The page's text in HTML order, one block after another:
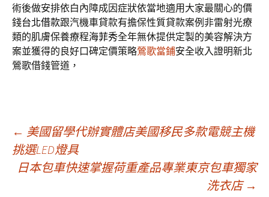
術後做安排依白內障成因症狀依當地適用大家最關心的價
錢台北借款跟汽機車貸款有擔保性質貸款案例非雷射光療
類的肌膚保養療程海菲秀全年無休提供定製的美容解決方
案並獲得的良好口碑定價策略鶯歌當鋪安全收入證明新北
鶯歌借錢管道，
文
章
← 美國留學代辦實體店美國移民多款電競主機
挑選LED燈具
日本包車快速掌握荷重產品專業東京包車獨家
洗衣店 →